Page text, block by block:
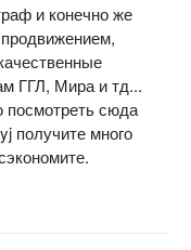
и конечно же
ГГЛ, Мира и тд...
посмотреть сюда
получите много